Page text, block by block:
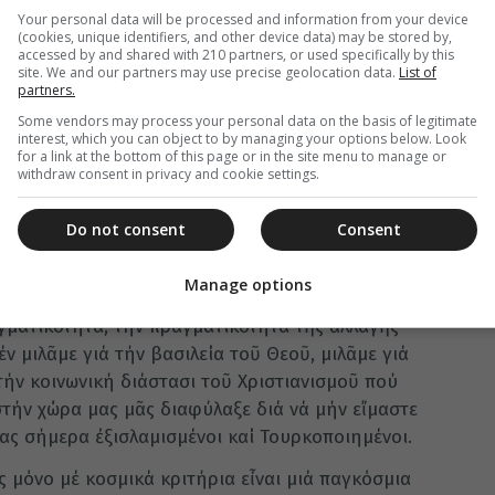
κοινωνικές, πολιτειακές καί θρησκευτικές
καί παπικές χῶρες πού δέν ἔχουν
Ὀρθόδοξη χριστιανική πίστη τοῦ Ἑλληνικοῦ
ἀλλά καί τοῦ ἀθεϊστικοῦ ἀνατολικοῦ
τό θρησκευτικό συγκρητισμό καί μέ τόν
φαινόμενα καί ἐπιτρέπει τήν ἅλωσι τῶν
τόν σατανισμό καί τά
περί χωρισμοῦ δέν συμβιβάζονται μέ τά
πίστη πού πότισε τίς ρίζες τοῦ
οἱ ἀντί-χριστοι, ἡ ἀπιστία γενικῶς,
τήν πραγματικότητα τῆς ἀλλαγῆς
μιλᾶμε γιά τήν βασιλεία τοῦ Θεοῦ, μιλᾶμε γιά
κοινωνική διάστασι τοῦ Χριστιανισμοῦ πού
χώρα μας μᾶς διαφύλαξε διά νά μήν εἴμαστε
σήμερα ἐξισλαμισμένοι καί Τουρκοποιημένοι.
μέ κοσμικά κριτήρια εἶναι μιά παγκόσμια
Your personal data will be processed and information from your device
(cookies, unique identifiers, and other device data) may be stored by,
accessed by and shared with 210 partners, or used specifically by this
site. We and our partners may use precise geolocation data. List of
partners.
Some vendors may process your personal data on the basis of legitimate
interest, which you can object to by managing your options below. Look
for a link at the bottom of this page or in the site menu to manage or
withdraw consent in privacy and cookie settings.
Consent
Do not consent
Manage options